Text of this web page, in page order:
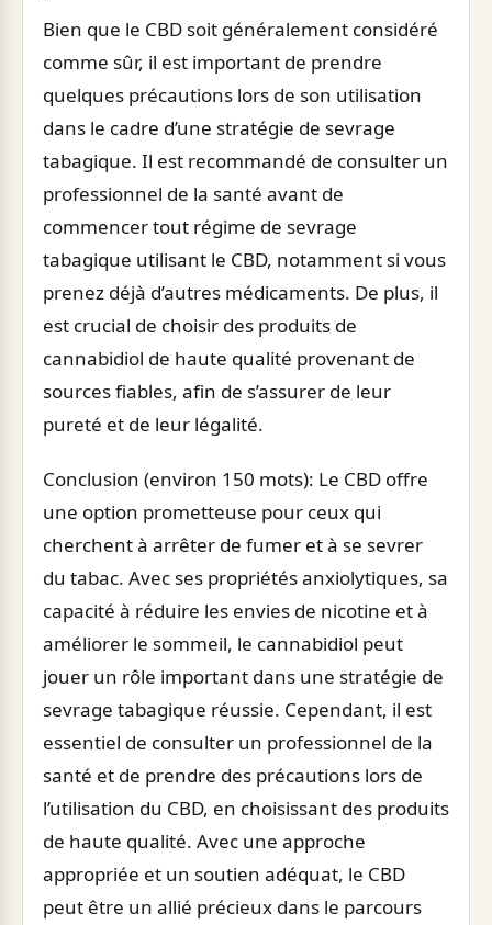
Bien que le CBD soit généralement considéré
comme sûr, il est important de prendre
quelques précautions lors de son utilisation
dans le cadre d’une stratégie de sevrage
tabagique. Il est recommandé de consulter un
professionnel de la santé avant de
commencer tout régime de sevrage
tabagique utilisant le CBD, notamment si vous
prenez déjà d’autres médicaments. De plus, il
est crucial de choisir des produits de
cannabidiol de haute qualité provenant de
sources fiables, afin de s’assurer de leur
pureté et de leur légalité.
Conclusion (environ 150 mots): Le CBD offre
une option prometteuse pour ceux qui
cherchent à arrêter de fumer et à se sevrer
du tabac. Avec ses propriétés anxiolytiques, sa
capacité à réduire les envies de nicotine et à
améliorer le sommeil, le cannabidiol peut
jouer un rôle important dans une stratégie de
sevrage tabagique réussie. Cependant, il est
essentiel de consulter un professionnel de la
santé et de prendre des précautions lors de
l’utilisation du CBD, en choisissant des produits
de haute qualité. Avec une approche
appropriée et un soutien adéquat, le CBD
peut être un allié précieux dans le parcours